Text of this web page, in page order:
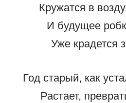
Кружатся в
И будущее
Уже крадется
Год старый, как
Растает,